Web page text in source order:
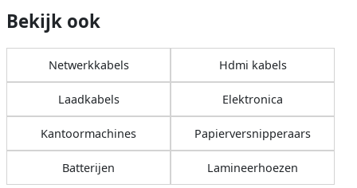
Bekijk ook
Netwerkkabels Hdmi kabels
Laadkabels Elektronica
Kantoormachines Papierversnipperaars
Batterijen Lamineerhoezen